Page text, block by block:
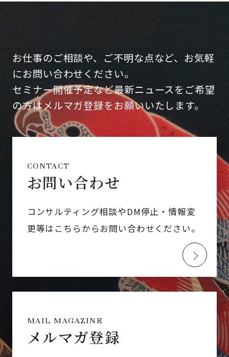
お仕事のご相談や、ご不明な点など、お気軽
にお問い合わせください。
セミナー開催予定など最新ニュースをご希望
の方はメルマガ登録をお願いいたします。
CONTACT
お問い合わせ
コンサルティング相談やDM停止・情報変
更等はこちらからお問い合わせください。
MAIL MAGAZINE
メルマガ登録